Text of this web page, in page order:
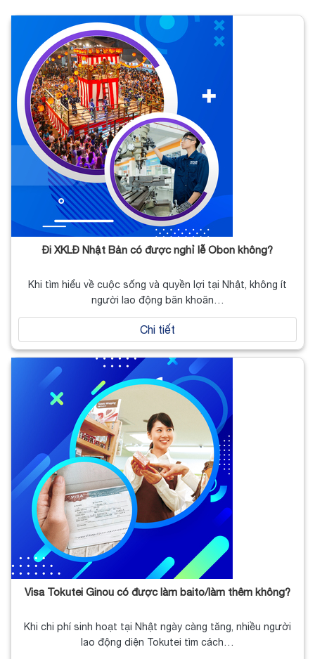
Đi XKLĐ Nhật Bản có được nghỉ lễ Obon không?
Khi tìm hiểu về cuộc sống và quyền lợi tại Nhật, không ít
người lao động băn khoăn…
Chi tiết
Visa Tokutei Ginou có được làm baito/làm thêm không?
Khi chi phí sinh hoạt tại Nhật ngày càng tăng, nhiều người
lao động diện Tokutei tìm cách…